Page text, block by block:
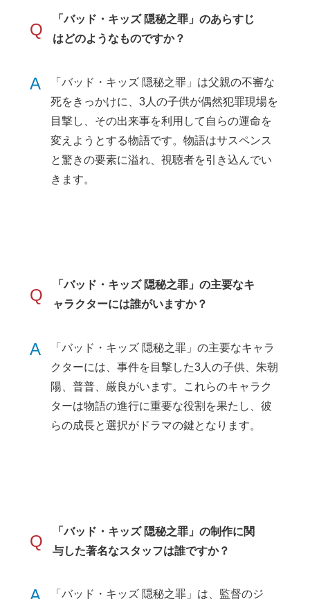
Q
「バッド・キッズ 隠秘之罪」のあらすじ
はどのようなものですか？
A
「バッド・キッズ 隠秘之罪」は父親の不審な
死をきっかけに、3人の子供が偶然犯罪現場を
目撃し、その出来事を利用して自らの運命を
変えようとする物語です。物語はサスペンス
と驚きの要素に溢れ、視聴者を引き込んでい
きます。
Q
「バッド・キッズ 隠秘之罪」の主要なキ
ャラクターには誰がいますか？
A
「バッド・キッズ 隠秘之罪」の主要なキャラ
クターには、事件を目撃した3人の子供、朱朝
陽、普普、厳良がいます。これらのキャラク
ターは物語の進行に重要な役割を果たし、彼
らの成長と選択がドラマの鍵となります。
Q
「バッド・キッズ 隠秘之罪」の制作に関
与した著名なスタッフは誰ですか？
「バッド・キッズ 隠秘之罪」は、監督のジ